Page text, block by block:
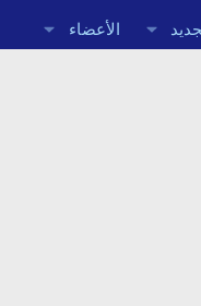
الأعضاء